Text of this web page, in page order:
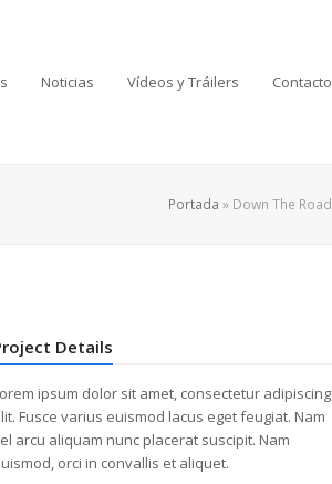
Noticias Vídeos y Tráilers Contacto
Portada » Down The Road
Details
ipsum dolor sit amet, consectetur adipiscing
Fusce varius euismod lacus eget feugiat. Nam
arcu aliquam nunc placerat suscipit. Nam
orci in convallis et aliquet.